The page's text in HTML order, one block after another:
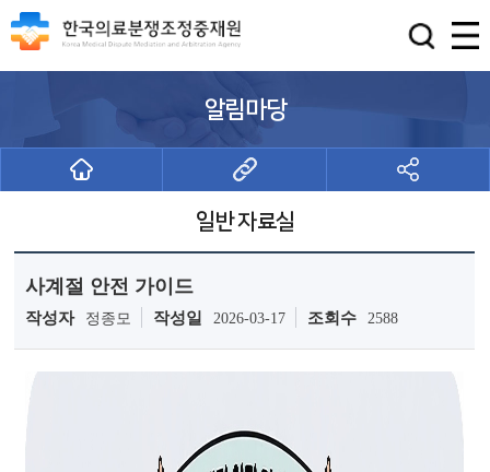
알림마당
일반 자료실
사계절 안전 가이드
작성자 정종모 작성일 2026-03-17 조회수 2588